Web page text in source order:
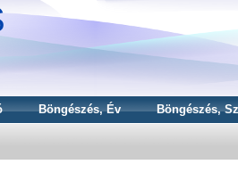
Böngészés, Év Böngészés,